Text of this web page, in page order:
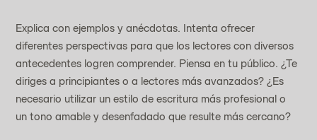
Explica con ejemplos y anécdotas. Intenta ofrecer
diferentes perspectivas para que los lectores con diversos
antecedentes logren comprender. Piensa en tu público. ¿Te
diriges a principiantes o a lectores más avanzados? ¿Es
necesario utilizar un estilo de escritura más profesional o
un tono amable y desenfadado que resulte más cercano?